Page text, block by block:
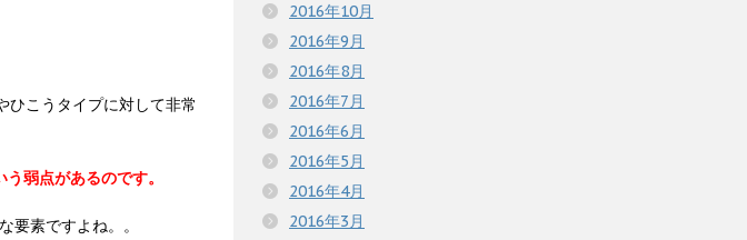
ひこうタイプに対して非常
弱点があるのです。
要素ですよね。。
2016年10月
2016年9月
2016年8月
2016年7月
2016年6月
2016年5月
2016年4月
2016年3月